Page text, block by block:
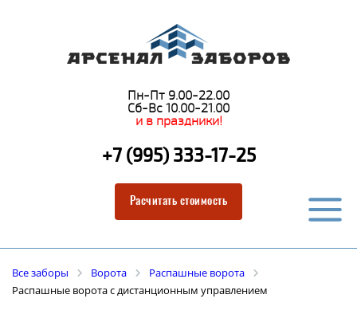
Пн-Пт 9.00-22.00
Сб-Вс 10.00-21.00
и в праздники!
+7 (995) 333-17-25
Расчитать стоимость
Все заборы Ворота
Распашные ворота
Распашные ворота с дистанционным управлением